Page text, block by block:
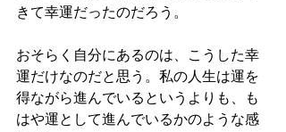
きて幸運だったのだろう。
おそらく自分にあるのは、こうした幸
運だけなのだと思う。私の人生は運を
得ながら進んでいるというよりも、も
はや運として進んでいるかのような感